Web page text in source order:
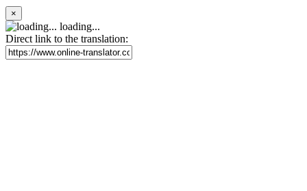
×
loading...
Direct link to the translation: